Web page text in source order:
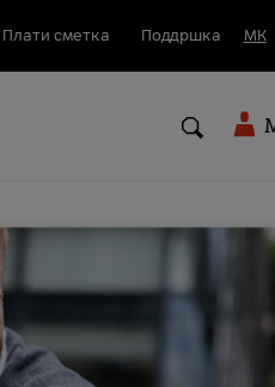
Плати сметка Поддршка МК